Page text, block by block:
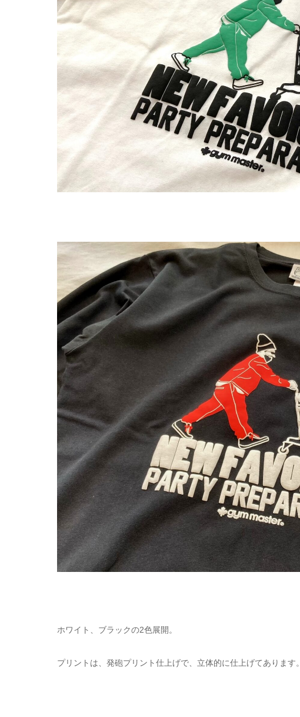
ホワイト、ブラックの2色展開。
プリントは、発砲プリント仕上げで、立体的に仕上げてあります。